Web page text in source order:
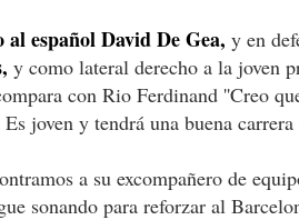
español David De Gea, y en
y como lateral derecho a la joven
con Rio Ferdinand ''Creo
joven y tendrá una buena
a su excompañero de
sonando para reforzar al